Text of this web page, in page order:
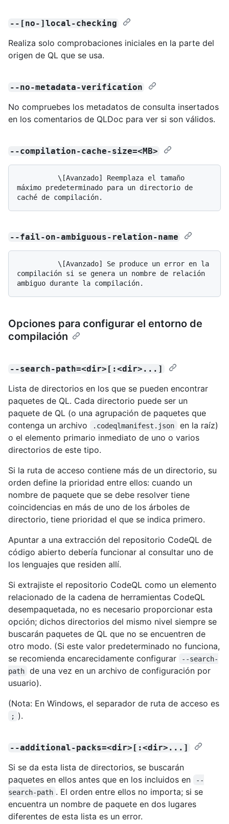
--[no-]local-checking
Realiza solo comprobaciones iniciales en la parte del
origen de QL que se usa.
--no-metadata-verification
No compruebes los metadatos de consulta insertados
en los comentarios de QLDoc para ver si son válidos.
--compilation-cache-size=<MB>
máximo predeterminado para un directorio de
--fail-on-ambiguous-relation-name
compilación si se genera un nombre de relación
Opciones para configurar el entorno de
compilación
--search-path=<dir>[:<dir>...]
Lista de directorios en los que se pueden encontrar
paquetes de QL. Cada directorio puede ser un
paquete de QL (o una agrupación de paquetes que
contenga un archivo
.codeqlmanifest.json
en la raíz)
o el elemento primario inmediato de uno o varios
directorios de este tipo.
Si la ruta de acceso contiene más de un directorio, su
orden define la prioridad entre ellos: cuando un
nombre de paquete que se debe resolver tiene
coincidencias en más de uno de los árboles de
directorio, tiene prioridad el que se indica primero.
Apuntar a una extracción del repositorio CodeQL de
código abierto debería funcionar al consultar uno de
los lenguajes que residen allí.
Si extrajiste el repositorio CodeQL como un elemento
relacionado de la cadena de herramientas CodeQL
desempaquetada, no es necesario proporcionar esta
opción; dichos directorios del mismo nivel siempre se
buscarán paquetes de QL que no se encuentren de
otro modo. (Si este valor predeterminado no funciona,
se recomienda encarecidamente configurar
--search-
path
de una vez en un archivo de configuración por
usuario).
(Nota: En Windows, el separador de ruta de acceso es
; ).
--additional-packs=<dir>[:<dir>...]
Si se da esta lista de directorios, se buscarán
paquetes en ellos antes que en los incluidos en
--
search-path . El orden entre ellos no importa; si se
encuentra un nombre de paquete en dos lugares
diferentes de esta lista es un error.